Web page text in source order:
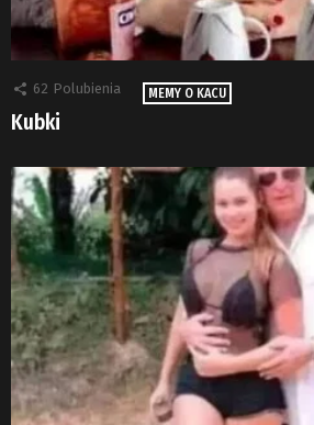
62 Polubienia MEMY O KACU
Kubki